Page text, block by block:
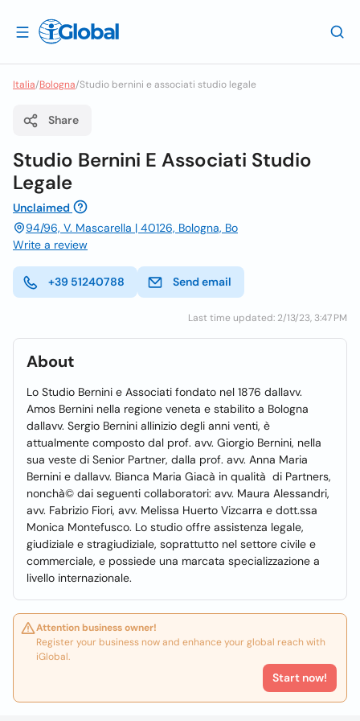
Italia/Bologna/Studio bernini e associati studio legale
Share
Studio Bernini E Associati Studio
Legale
Unclaimed
94/96, V. Mascarella | 40126, Bologna, Bo
Write a review
+39 51240788 Send email
Last time updated: 2/13/23, 3:47 PM
About
Lo Studio Bernini e Associati fondato nel 1876 dallavv.
Amos Bernini nella regione veneta e stabilito a Bologna
dallavv. Sergio Bernini allinizio degli anni venti, è
attualmente composto dal prof. avv. Giorgio Bernini, nella
sua veste di Senior Partner, dalla prof. avv. Anna Maria
Bernini e dallavv. Bianca Maria Giacà in qualità di Partners,
nonchà© dai seguenti collaboratori: avv. Maura Alessandri,
avv. Fabrizio Fiori, avv. Melissa Huerto Vizcarra e dott.ssa
Monica Montefusco. Lo studio offre assistenza legale,
giudiziale e stragiudiziale, soprattutto nel settore civile e
commerciale, e possiede una marcata specializzazione a
livello internazionale.
Attention business owner!
Register your business now and enhance your global reach with
iGlobal.
Start now!